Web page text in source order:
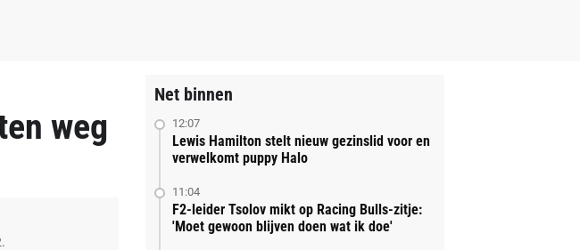
weg
Net binnen
12:07
Lewis Hamilton stelt nieuw gezinslid voor en
verwelkomt puppy Halo
11:04
F2-leider Tsolov mikt op Racing Bulls-zitje:
'Moet gewoon blijven doen wat ik doe'